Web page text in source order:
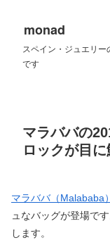
monad
スペイン・ジュエリ
です
マラババの
ロックが目
マラババ（Malababa）
ュなバッグが登場で
します。